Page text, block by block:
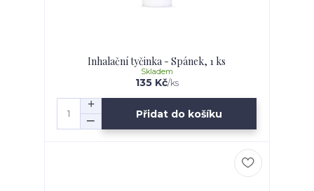
Inhalační tyčinka - Spánek, 1 ks
135 Kč/ks
Skladem
Přidat do košíku